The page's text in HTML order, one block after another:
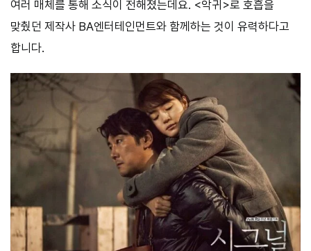
여러 매체를 통해 소식이 전해졌는데요. <악귀>로 호흡을
맞췄던 제작사 BA엔터테인먼트와 함께하는 것이 유력하다고
합니다.